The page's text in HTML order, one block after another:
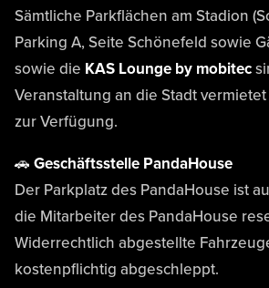
Sämtliche Parkflächen am Stadion
Parking A, Seite Schönefeld sowie
sowie die KAS Lounge by mobitec
Veranstaltung an die Stadt
zur Verfügung.
🚗 Geschäftsstelle PandaHouse
Der Parkplatz des PandaHouse ist
die Mitarbeiter des PandaHouse
Widerrechtlich abgestellte
kostenpflichtig abgeschleppt.